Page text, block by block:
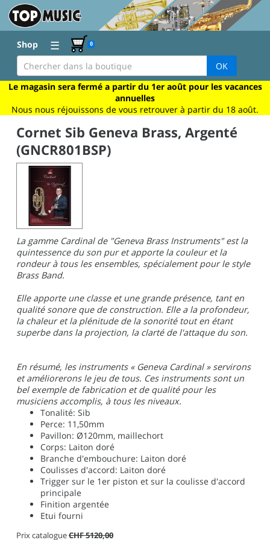
Shop ☰ 0
OK
Le magasin sera fermé a partir du 1er août pour les vacances
annuelles
Nous nous réjouissons de vous retrouver à partir du 18 août.
Cornet Sib Geneva Brass, Argenté
(GNCR801BSP)
La gamme Cardinal de "Geneva Brass Instruments" est la
quintessence du son pur et apporte la couleur et la
rondeur à tous les ensembles, spécialement pour le style
Brass Band.
Elle apporte une classe et une grande présence, tant en
qualité sonore que de construction. Elle a la profondeur,
la chaleur et la plénitude de la sonorité tout en étant
superbe dans la projection, la clarté de l'attaque du son.
En résumé, les instruments « Geneva Cardinal » servirons
et améliorerons le jeu de tous. Ces instruments sont un
bel exemple de fabrication et de qualité pour les
musiciens accomplis, à tous les niveaux.
Tonalité: Sib
Perce: 11,50mm
Pavillon: Ø120mm, maillechort
Corps: Laiton doré
Branche d'embouchure: Laiton doré
Coulisses d'accord: Laiton doré
Trigger sur le 1er piston et sur la coulisse d'accord
principale
Finition argentée
Etui fourni
Prix catalogueCHF 5120,00